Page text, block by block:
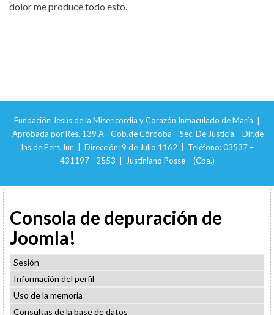
dolor me produce todo esto.
Fundación Jesús de la Misericordia y Corazón Inmaculado de María |
Aprobada por Res. 139 A - Gob.de Córdoba – Sec. De Justicia – Dir.de
Ins.de Pers.Jur. | Dirección: 9 de Julio 1162 | Teléfono: 03537 –
431197 - 2553 | Justiniano Posse – (Cba.)
Consola de depuración de
Joomla!
Sesión
Información del perfil
Uso de la memoria
Consultas de la base de datos